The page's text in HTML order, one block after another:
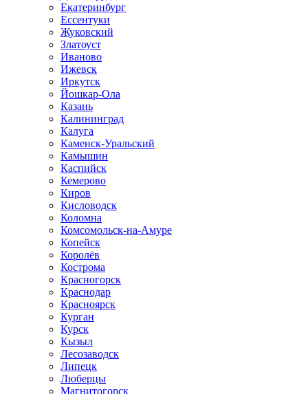
Екатеринбург
Ессентуки
Жуковский
Златоуст
Иваново
Ижевск
Иркутск
Йошкар-Ола
Казань
Калининград
Калуга
Каменск-Уральский
Камышин
Каспийск
Кемерово
Киров
Кисловодск
Коломна
Комсомольск-на-Амуре
Копейск
Королёв
Кострома
Красногорск
Краснодар
Красноярск
Курган
Курск
Кызыл
Лесозаводск
Липецк
Люберцы
Магнитогорск